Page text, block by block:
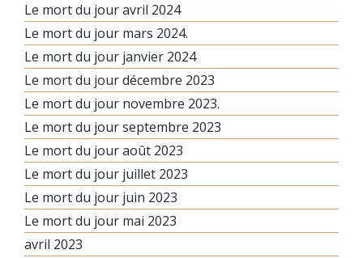
Le mort du jour avril 2024
Le mort du jour mars 2024.
Le mort du jour janvier 2024
Le mort du jour décembre 2023
Le mort du jour novembre 2023.
Le mort du jour septembre 2023
Le mort du jour août 2023
Le mort du jour juillet 2023
Le mort du jour juin 2023
Le mort du jour mai 2023
avril 2023